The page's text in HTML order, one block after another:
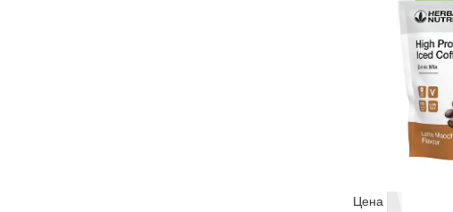
Цена